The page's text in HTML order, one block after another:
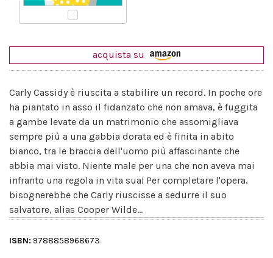
acquista su
Carly Cassidy è riuscita a stabilire un record. In poche ore
ha piantato in asso il fidanzato che non amava, è fuggita
a gambe levate da un matrimonio che assomigliava
sempre più a una gabbia dorata ed è finita in abito
bianco, tra le braccia dell'uomo più affascinante che
abbia mai visto. Niente male per una che non aveva mai
infranto una regola in vita sua! Per completare l'opera,
bisognerebbe che Carly riuscisse a sedurre il suo
salvatore, alias Cooper Wilde...
ISBN: 9788858968673